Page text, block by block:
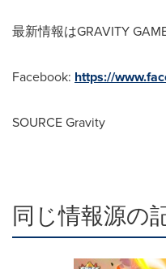
最新情報はGRAVITY
Facebook: https://
SOURCE Gravity
同じ情報源の